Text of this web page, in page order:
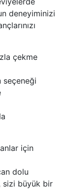
deneyiminizi
çekme
seçeneği
için
dolu
sizi büyük bir